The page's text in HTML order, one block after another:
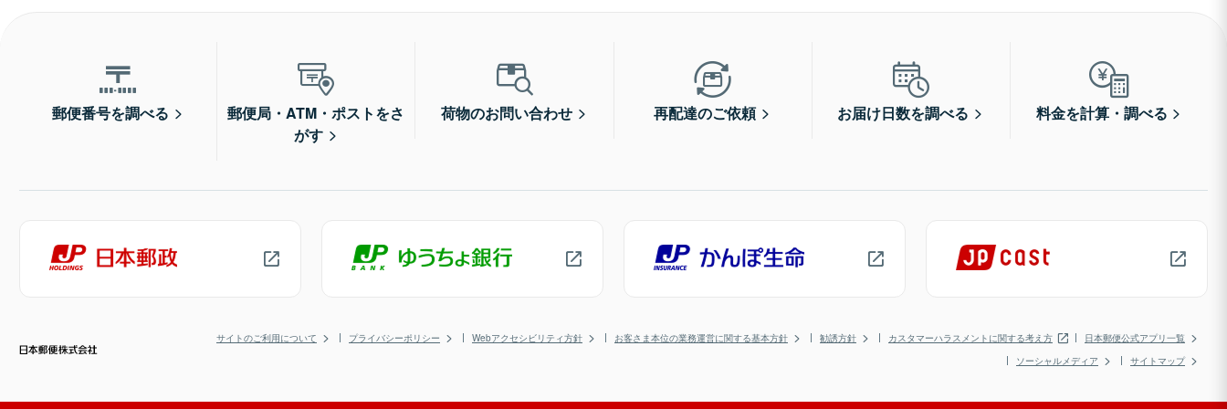
郵便番号を調べる
郵便局・ATM・ポストをさ
がす
荷物のお問い合わせ 再配達のご依頼 お届け日数を調べる 料金を計算・調べる
サイトのご利用について プライバシーポリシー Webアクセシビリティ方針 お客さま本位の業務運営に関する基本方針 勧誘方針 カスタマーハラスメントに関する考え方
日本郵便公式アプリ一覧
ソーシャルメディア
サイトマップ